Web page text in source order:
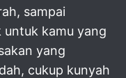
sampai
untuk kamu yang
yang
cukup kunyah